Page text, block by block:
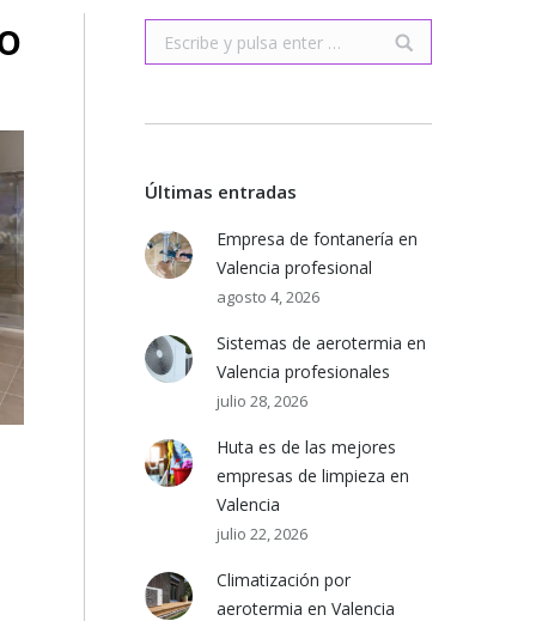
Buscar:
Últimas entradas
Empresa de fontanería en
Valencia profesional
agosto 4, 2026
Sistemas de aerotermia en
Valencia profesionales
julio 28, 2026
Huta es de las mejores
empresas de limpieza en
Valencia
julio 22, 2026
Climatización por
aerotermia en Valencia